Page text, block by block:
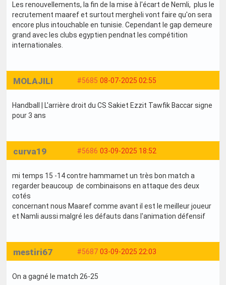
Les renouvellements, la fin de la mise à l'écart de Nemli, plus le
recrutement maaref et surtout mergheli vont faire qu'on sera
encore plus intouchable en tunisie. Cependant le gap demeure
grand avec les clubs egyptien pendnat les compétition
internationales.
#5685 08-07-2025 02:55
MOLAJILI
Handball | L'arrière droit du CS Sakiet Ezzit Tawfik Baccar signe
pour 3 ans
#5686 03-09-2025 18:52
curva19
mi temps 15 -14 contre hammamet un très bon match a
regarder beaucoup de combinaisons en attaque des deux
cotés
concernant nous Maaref comme avant il est le meilleur joueur
et Namli aussi malgré les défauts dans l'animation défensif
#5687 03-09-2025 22:03
mestiri67
On a gagné le match 26-25